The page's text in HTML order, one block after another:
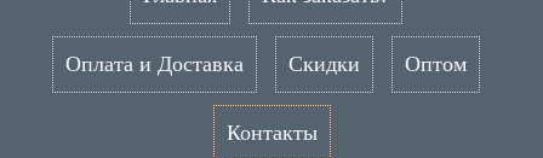
Оплата и Доставка Скидки Оптом
Контакты